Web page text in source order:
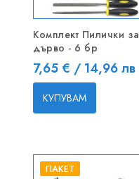
Комплект Пилички за
дърво - 6 бр
Цена
7,65 € / 14,96 лв
КУПУВАМ
ПАКЕТ